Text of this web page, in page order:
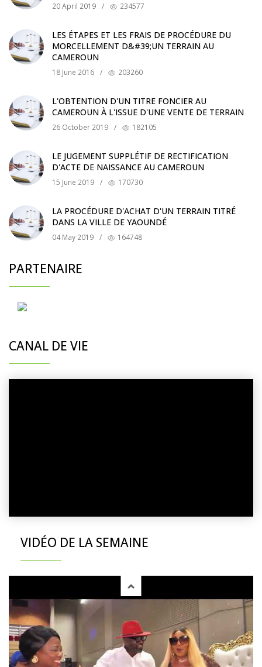
20 April 2019 / 234577
LES ÉTAPES ET LES FRAIS DE PROCÉDURE DU
MORCELLEMENT D&#39;UN TERRAIN AU
CAMEROUN
18 June 2016 / 203260
L'OBTENTION D'UN TITRE FONCIER AU
CAMEROUN À L'ISSUE D'UNE VENTE DE TERRAIN
26 October 2019 / 182105
LE JUGEMENT SUPPLÉTIF DE RECTIFICATION
D'ACTE DE NAISSANCE AU CAMEROUN
15 June 2019 / 170730
LA PROCÉDURE D'ACHAT D'UN TERRAIN TITRÉ
DANS LA VILLE DE YAOUNDÉ
04 May 2019 / 164748
PARTENAIRE
CANAL DE VIE
VIDÉO DE LA SEMAINE